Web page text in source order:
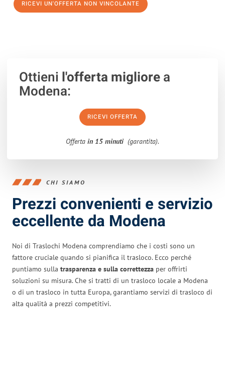
RICEVI UN'OFFERTA NON VINCOLANTE
Ottieni l'offerta migliorea
Modena:
RICEVI OFFERTA
Offerta in 15 minuti (garantita).
CHI SIAMO
Prezzi convenienti e servizio
eccellente da Modena
Noi di Traslochi Modena comprendiamo che i costi sono un
fattore cruciale quando si pianifica il trasloco. Ecco perché
puntiamo sulla trasparenza e sulla correttezza per offrirti
soluzioni su misura. Che si tratti di un trasloco locale a Modena
o di un trasloco in tutta Europa, garantiamo servizi di trasloco di
alta qualità a prezzi competitivi.